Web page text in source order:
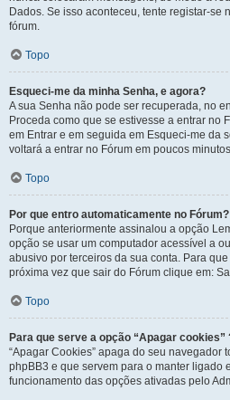
Dados. Se isso aconteceu, tente registar-se
fórum.
Topo
Esqueci-me da minha Senha, e agora?
A sua Senha não pode ser recuperada, no
Proceda como que se estivesse a entrar no
em Entrar e em seguida em Esqueci-me da
voltará a entrar no Fórum em poucos
Topo
Por que entro automaticamente no Fórum?
Porque anteriormente assinalou a opção
opção se usar um computador acessível a
abusivo por terceiros da sua conta. Para
próxima vez que sair do Fórum clique em:
Topo
Para que serve a opção “Apagar cookies”
“Apagar Cookies” apaga do seu navegador
phpBB3 e que servem para o manter ligado
funcionamento das opções ativadas pelo